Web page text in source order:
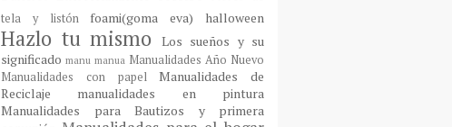
tela y listón foami(goma eva) halloween
Hazlo tu mismo
Los sueños y su
significado manu manua Manualidades Año Nuevo
Manualidades con papelManualidades de
Reciclaje manualidades en pintura
Manualidades para Bautizos y primera